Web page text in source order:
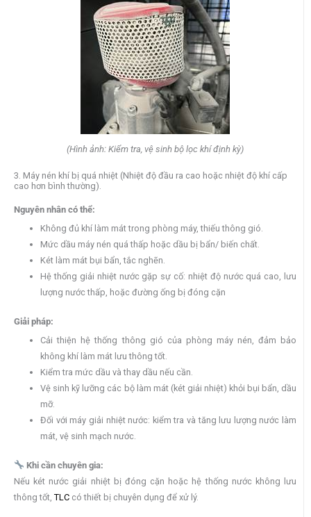
(Hình ảnh: Kiểm tra, vệ sinh bộ lọc khí định kỳ)
3. Máy nén khí bị quá nhiệt (Nhiệt độ đầu ra cao hoặc nhiệt độ khí cấp
cao hơn bình thường).
Nguyên nhân có thể:
Không đủ khí làm mát trong phòng máy, thiếu thông gió.
Mức dầu máy nén quá thấp hoặc dầu bị bẩn/ biến chất.
Két làm mát bụi bẩn, tắc nghẽn.
Hệ thống giải nhiệt nước gặp sự cố: nhiệt độ nước quá cao, lưu
lượng nước thấp, hoặc đường ống bị đóng cặn
Giải pháp:
Cải thiện hệ thống thông gió của phòng máy nén, đảm bảo
không khí làm mát lưu thông tốt.
Kiểm tra mức dầu và thay dầu nếu cần.
Vệ sinh kỹ lưỡng các bộ làm mát (két giải nhiệt) khỏi bụi bẩn, dầu
mỡ.
Đối với máy giải nhiệt nước: kiểm tra và tăng lưu lượng nước làm
mát, vệ sinh mạch nước.
Khi cần chuyên gia:
Nếu két nước giải nhiệt bị đóng cặn hoặc hệ thống nước không lưu
thông tốt, TLC có thiết bị chuyên dụng để xử lý.